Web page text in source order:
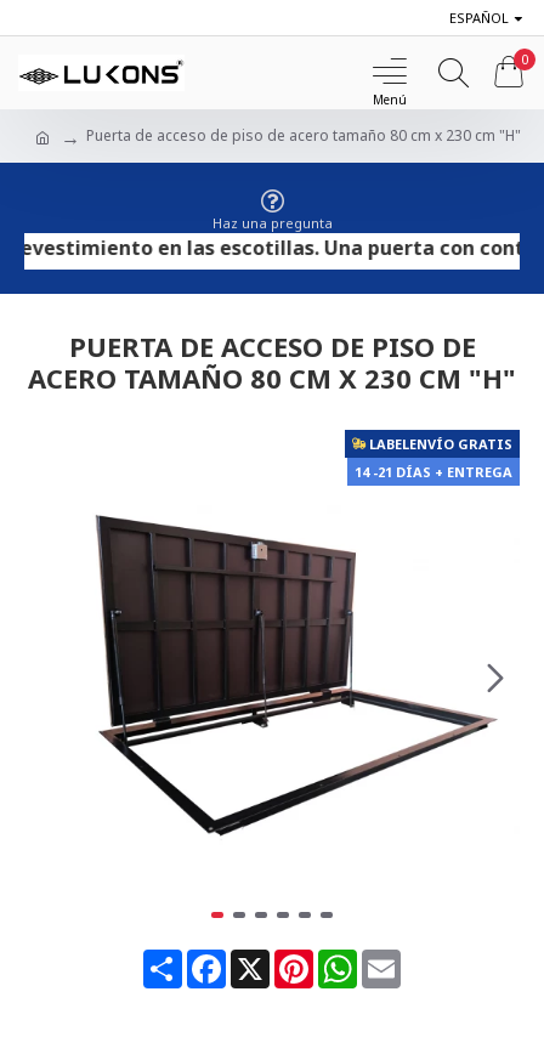
ESPAÑOL
0
Puerta de acceso de piso de acero tamaño 80 cm x 230 cm "H"
Haz una pregunta
en las escotillas. Una puerta con
PUERTA DE ACCESO DE PISO DE
ACERO TAMAÑO 80 CM X 230 CM "H"
LABELENVÍO GRATIS
14 -21 DÍAS + ENTREGA
ShareFacebook
X PinterestWhatsApp
Email